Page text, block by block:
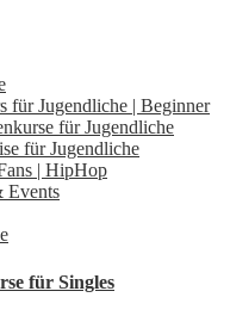
für Jugendliche | Beginner
für Jugendliche
für Jugendliche
| HipHop
Events
für Singles